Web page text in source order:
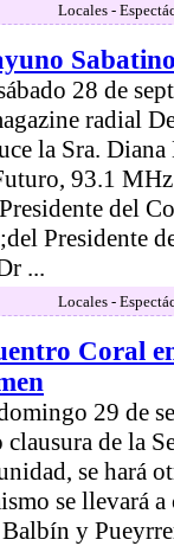
Locales -
28 de
radial
la Sra.
93.1
del
Presidente
...
Locales -
Coral
29 de
clausura de la
se hará
se llevará a
y